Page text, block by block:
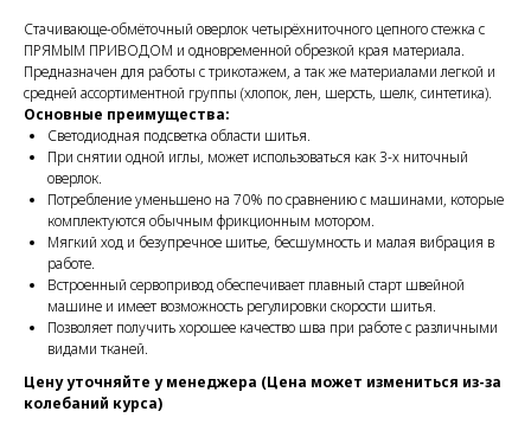
Стачивающе-обмёточный оверлок четырёхниточного цепного стежка с
ПРЯМЫМ ПРИВОДОМ и одновременной обрезкой края материала.
Предназначен для работы с трикотажем, а так же материалами легкой и
средней ассортиментной группы (хлопок, лен, шерсть, шелк, синтетика).
Основные преимущества:
Светодиодная подсветка области шитья.
При снятии одной иглы, может использоваться как 3-х ниточный
оверлок.
Потребление уменьшено на 70% по сравнению с машинами, которые
комплектуются обычным фрикционным мотором.
Мягкий ход и безупречное шитье, бесшумность и малая вибрация в
работе.
Встроенный сервопривод обеспечивает плавный старт швейной
машине и имеет возможность регулировки скорости шитья.
Позволяет получить хорошее качество шва при работе с различными
видами тканей.
Цену уточняйте у менеджера (Цена может измениться из-за
колебаний курса)